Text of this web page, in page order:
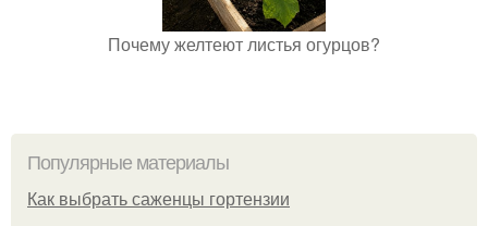
Почему желтеют листья огурцов?
Популярные материалы
Как выбрать саженцы гортензии